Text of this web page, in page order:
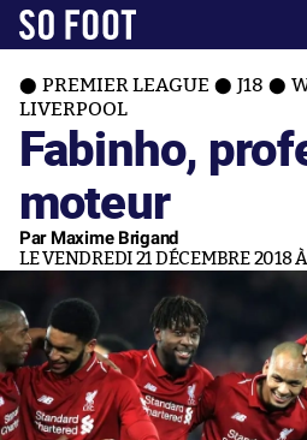
PREMIER LEAGUE J18
LIVERPOOL
Fabinho,
moteur
Par Maxime Brigand
LE VENDREDI 21 DÉCEMBRE 2018